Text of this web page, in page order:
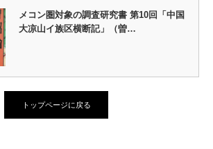
メコン圏対象の調査研究書 第10回「中国
大凉山イ族区横断記」（曽…
トップページに戻る